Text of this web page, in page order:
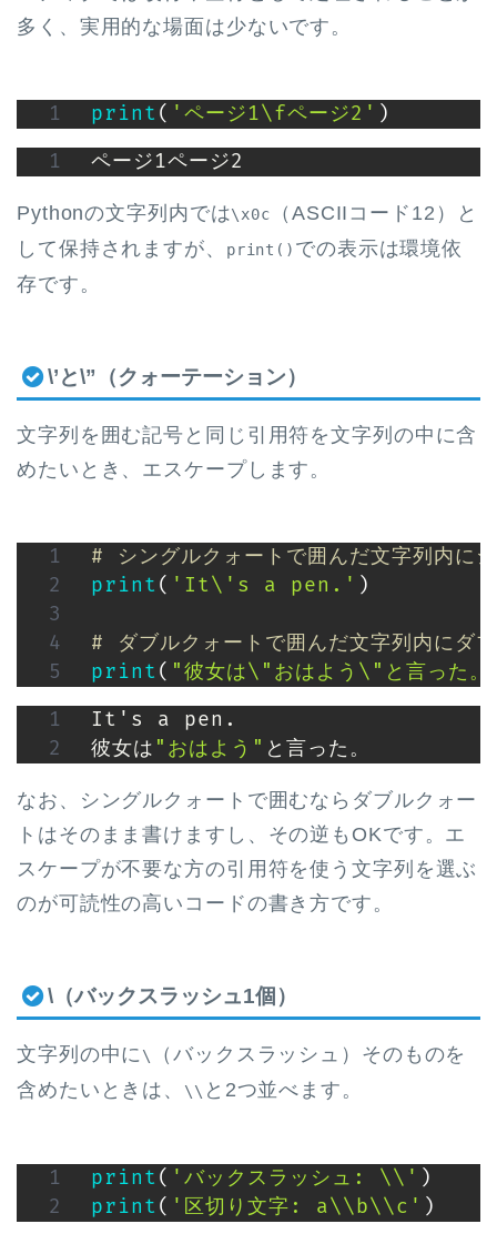
多く、実用的な場面は少ないです。
print ( 'ページ1\fページ2' )
ページ1ページ2
Pythonの文字列内では\x0c
（ASCIIコード12）と
して保持されますが、
print() での表示は環境依
存です。
\’と\”（クォーテーション）
文字列を囲む記号と同じ引用符を文字列の中に含
めたいとき、エスケープします。
# シングルクォートで囲んだ文字列内に
print ( 'It\'s a pen.' )
# ダブルクォートで囲んだ文字列内にダ
print ( "彼女は\"おはよう\"と言った
It's a pen.
彼女は "おはよう" と言った。
なお、シングルクォートで囲むならダブルクォー
トはそのまま書けますし、その逆もOKです。エ
スケープが不要な方の引用符を使う文字列を選ぶ
のが可読性の高いコードの書き方です。
\（バックスラッシュ1個）
文字列の中に\
（バックスラッシュ）そのものを
含めたいときは、
\\ と2つ並べます。
print ( 'バックスラッシュ: \\' )
print ( '区切り文字: a\\b\\c' )